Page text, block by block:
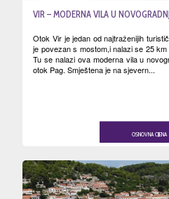
VIR – MODERNA VILA U
Otok Vir je jedan od najtraženijih
je povezan s mostom,i nalazi se 25
Tu se nalazi ova moderna vila u
otok Pag. Smještena je na sjevern...
OSNOVNA CIJENA